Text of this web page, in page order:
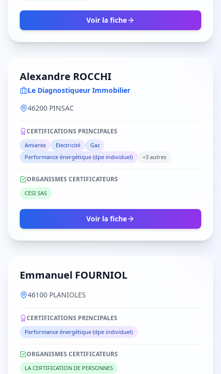
Voir la fiche
Alexandre ROCCHI
Le Diagnostiqueur Immobilier
46200 PINSAC
CERTIFICATIONS PRINCIPALES
Amiante Electricité
Gaz
Performance énergétique (dpe individuel)
+3 autres
ORGANISMES CERTIFICATEURS
CESI SAS
Voir la fiche
Emmanuel FOURNIOL
46100 PLANIOLES
CERTIFICATIONS PRINCIPALES
Performance énergétique (dpe individuel)
ORGANISMES CERTIFICATEURS
LA CERTIFICATION DE PERSONNES